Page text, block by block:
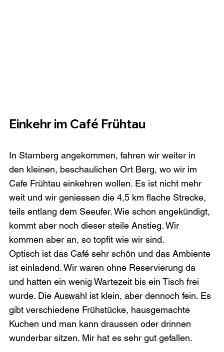
Einkehr im Café Frühtau
In Starnberg angekommen, fahren wir weiter in
den kleinen, beschaulichen Ort Berg, wo wir im
Cafe Frühtau einkehren wollen. Es ist nicht mehr
weit und wir geniessen die 4,5 km flache Strecke,
teils entlang dem Seeufer. Wie schon angekündigt,
kommt aber noch dieser steile Anstieg. Wir
kommen aber an, so topfit wie wir sind.
Optisch ist das Café sehr schön und das Ambiente
ist einladend. Wir waren ohne Reservierung da
und hatten ein wenig Wartezeit bis ein Tisch frei
wurde. Die Auswahl ist klein, aber dennoch fein. Es
gibt verschiedene Frühstücke, hausgemachte
Kuchen und man kann draussen oder drinnen
wunderbar sitzen. Mir hat es sehr gut gefallen.